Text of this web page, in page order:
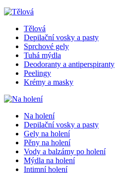
Tělová
Depilační vosky a pasty
Sprchové gely
Tuhá mýdla
Deodoranty a antiperspiranty
Peelingy
Krémy a masky
Na holení
Depilační vosky a pasty
Gely na holení
Pěny na holení
Vody a balzámy po holení
Mýdla na holení
Intimní holení